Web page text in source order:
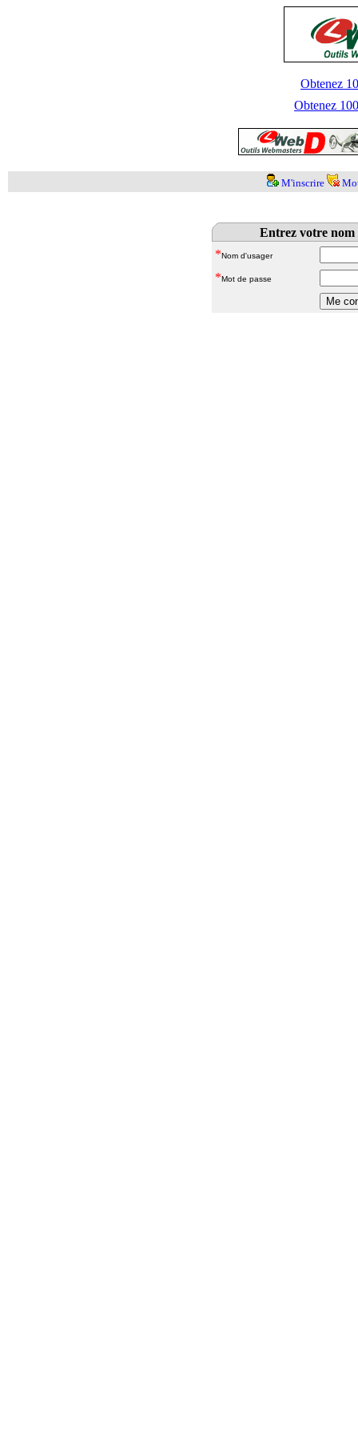
Obtenez
Obtenez
M'inscrire
Entrez votre nom
*Nom d'usager
*Mot de passe